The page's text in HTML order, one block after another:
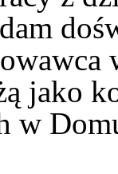
jako
w